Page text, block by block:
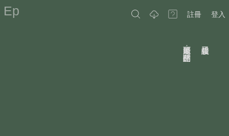
Ep 註冊 登入
原因可能是：作品已關閉